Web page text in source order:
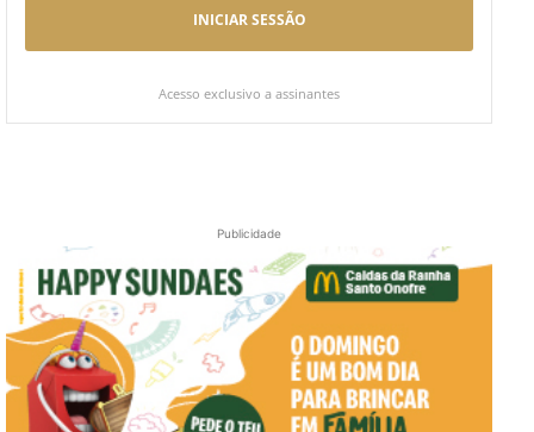
INICIAR SESSÃO
Acesso exclusivo a assinantes
Publicidade